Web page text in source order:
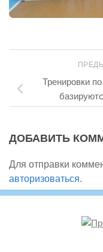
Тренировки
ДОБАВИТЬ
Для отправки
авторизоваться.